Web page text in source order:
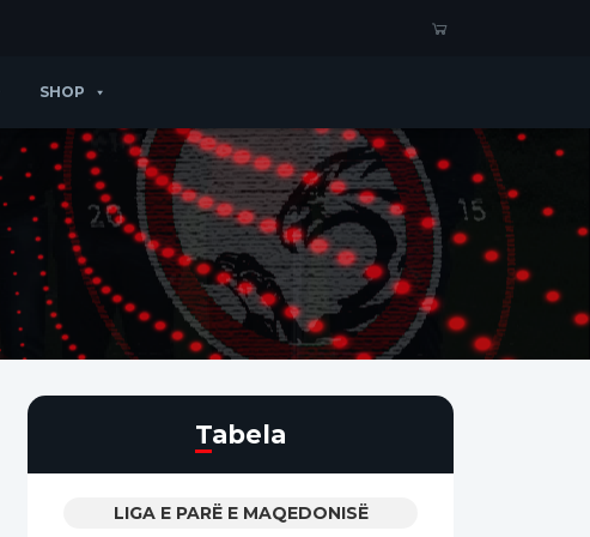
SHOP
Tabela
LIGA E PARË E MAQEDONISË